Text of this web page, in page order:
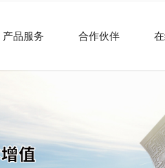
产品服务 合作伙伴